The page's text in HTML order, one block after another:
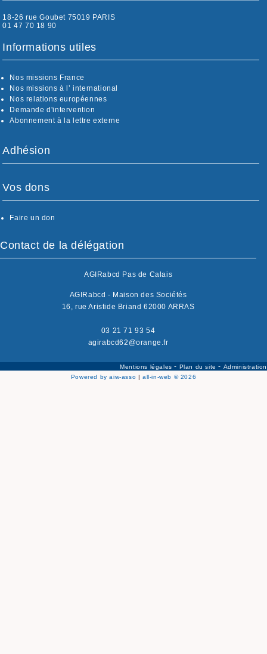
18-26 rue Goubet 75019 PARIS
01 47 70 18 90
Informations utiles
Nos missions France
Nos missions à l’ international
Nos relations européennes
Demande d'intervention
Abonnement à la lettre externe
Adhésion
Vos dons
Faire un don
Contact de la délégation
AGIRabcd Pas de Calais
AGIRabcd - Maison des Sociétés
16, rue Aristide Briand 62000 ARRAS
03 21 71 93 54
agirabcd62@orange.fr
Mentions légales- Plan du site- Administration
Powered by aiw-asso | all-in-web © 2026